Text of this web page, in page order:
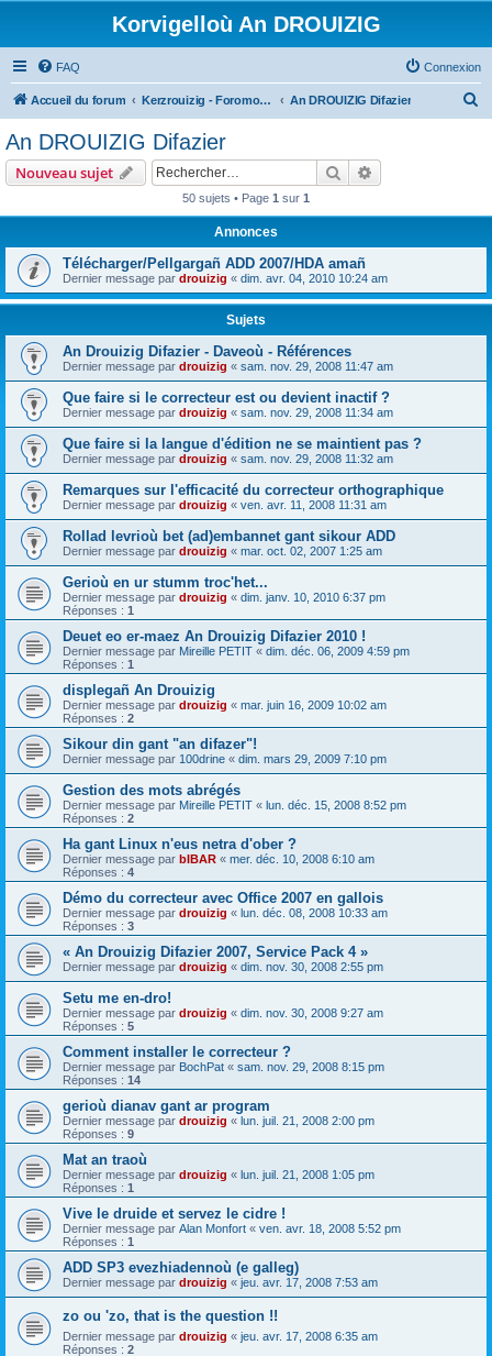
Korvigelloù An DROUIZIG
FAQ Connexion
Accueil du forum Kerzrouizig - Foromoù An Drouizig An DROUIZIG Difazier
e
r
An DROUIZIG Difazier
Nouveau sujet Rechercher
50 sujets • Page 1 sur 1
Annonces
Télécharger/Pellgargañ ADD 2007/HDA amañ
Dernier message par drouizig « dim. avr. 04, 2010 10:24 am
Sujets
An Drouizig Difazier - Daveoù - Références
Dernier message par drouizig « sam. nov. 29, 2008 11:47 am
Que faire si le correcteur est ou devient inactif ?
Dernier message par drouizig « sam. nov. 29, 2008 11:34 am
Que faire si la langue d'édition ne se maintient pas ?
Dernier message par drouizig « sam. nov. 29, 2008 11:32 am
Remarques sur l'efficacité du correcteur orthographique
Dernier message par drouizig « ven. avr. 11, 2008 11:31 am
Rollad levrioù bet (ad)embannet gant sikour ADD
Dernier message par drouizig « mar. oct. 02, 2007 1:25 am
Gerioù en ur stumm troc'het...
Dernier message par drouizig « dim. janv. 10, 2010 6:37 pm
Réponses : 1
Deuet eo er-maez An Drouizig Difazier 2010 !
Dernier message par Mireille PETIT « dim. déc. 06, 2009 4:59 pm
Réponses : 1
displegañ An Drouizig
Dernier message par drouizig « mar. juin 16, 2009 10:02 am
Réponses : 2
Sikour din gant "an difazer"!
Dernier message par 100drine « dim. mars 29, 2009 7:10 pm
Gestion des mots abrégés
Dernier message par Mireille PETIT « lun. déc. 15, 2008 8:52 pm
Réponses : 2
Ha gant Linux n'eus netra d'ober ?
Dernier message par bIBAR « mer. déc. 10, 2008 6:10 am
Réponses : 4
Démo du correcteur avec Office 2007 en gallois
Dernier message par drouizig « lun. déc. 08, 2008 10:33 am
Réponses : 3
« An Drouizig Difazier 2007, Service Pack 4 »
Dernier message par drouizig « dim. nov. 30, 2008 2:55 pm
Setu me en-dro!
Dernier message par drouizig « dim. nov. 30, 2008 9:27 am
Réponses : 5
Comment installer le correcteur ?
Dernier message par BochPat « sam. nov. 29, 2008 8:15 pm
Réponses : 14
gerioù dianav gant ar program
Dernier message par drouizig « lun. juil. 21, 2008 2:00 pm
Réponses : 9
Mat an traoù
Dernier message par drouizig « lun. juil. 21, 2008 1:05 pm
Réponses : 1
Vive le druide et servez le cidre !
Dernier message par Alan Monfort « ven. avr. 18, 2008 5:52 pm
Réponses : 1
ADD SP3 evezhiadennoù (e galleg)
Dernier message par drouizig « jeu. avr. 17, 2008 7:53 am
zo ou 'zo, that is the question !!
Dernier message par drouizig « jeu. avr. 17, 2008 6:35 am
Réponses : 2